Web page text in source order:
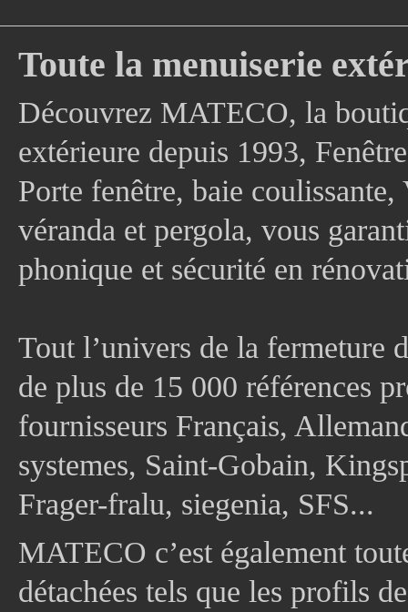
Toute la menuiserie
Découvrez MATECO, la
extérieure depuis 1993,
Porte fenêtre, baie
véranda et pergola, vous
phonique et sécurité en
Tout l’univers de la fermeture
de plus de 15 000 références
fournisseurs Français,
systemes, Saint-Gobain,
Frager-fralu, siegenia, SFS...
MATECO c’est également
détachées tels que les profils